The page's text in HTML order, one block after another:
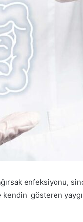
enfeksiyonu,
kendini gösteren